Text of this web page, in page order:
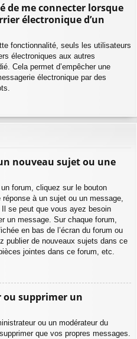
de me connecter lorsque
électronique d’un
fonctionnalité, seuls les utilisateurs
électroniques aux autres
Cela permet d’empêcher une
électronique par des
nouveau sujet ou une
forum, cliquez sur le bouton
à un sujet ou un message,
se peut que vous ayez besoin
un message. Sur chaque forum,
en bas de l’écran du forum ou
publier de nouveaux sujets dans ce
jointes dans ce forum, etc.
ou supprimer un
ou un modérateur du
que vos propres messages.